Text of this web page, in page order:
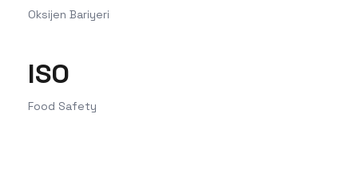
Oksijen Bariyeri
ISO
Food Safety